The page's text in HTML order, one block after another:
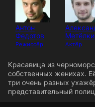
Антон
Федотов
Режиссёр Актёр
Красавица из
собственных женихах.
три очень разных
представительный